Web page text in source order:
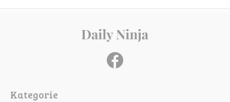
Kategorie